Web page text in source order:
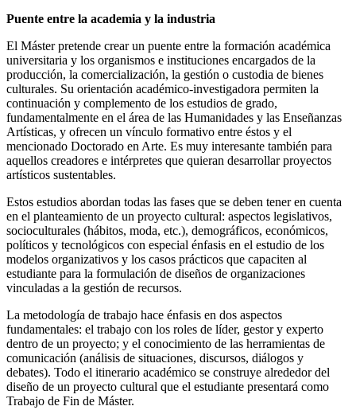
Puente entre la academia y la industria
El Máster pretende crear un puente entre la formación académica
universitaria y los organismos e instituciones encargados de la
producción, la comercialización, la gestión o custodia de bienes
culturales. Su orientación académico-investigadora permiten la
continuación y complemento de los estudios de grado,
fundamentalmente en el área de las Humanidades y las Enseñanzas
Artísticas, y ofrecen un vínculo formativo entre éstos y el
mencionado Doctorado en Arte. Es muy interesante también para
aquellos creadores e intérpretes que quieran desarrollar proyectos
artísticos sustentables.
Estos estudios abordan todas las fases que se deben tener en cuenta
en el planteamiento de un proyecto cultural: aspectos legislativos,
socioculturales (hábitos, moda, etc.), demográficos, económicos,
políticos y tecnológicos con especial énfasis en el estudio de los
modelos organizativos y los casos prácticos que capaciten al
estudiante para la formulación de diseños de organizaciones
vinculadas a la gestión de recursos.
La metodología de trabajo hace énfasis en dos aspectos
fundamentales: el trabajo con los roles de líder, gestor y experto
dentro de un proyecto; y el conocimiento de las herramientas de
comunicación (análisis de situaciones, discursos, diálogos y
debates). Todo el itinerario académico se construye alrededor del
diseño de un proyecto cultural que el estudiante presentará como
Trabajo de Fin de Máster.